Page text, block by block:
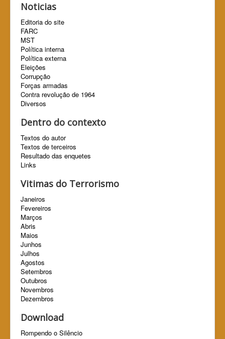
Noticias
Editoria do site
FARC
MST
Política interna
Política externa
Eleições
Corrupção
Forças armadas
Contra revolução de 1964
Diversos
Dentro do contexto
Textos do autor
Textos de terceiros
Resultado das enquetes
Links
Vitimas do Terrorismo
Janeiros
Fevereiros
Marços
Abris
Maios
Junhos
Julhos
Agostos
Setembros
Outubros
Novembros
Dezembros
Download
Rompendo o Silêncio